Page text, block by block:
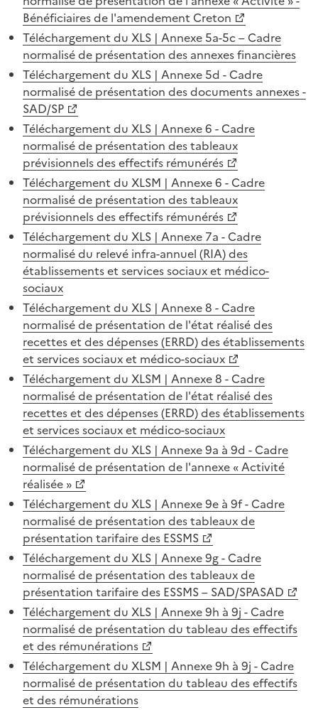
Bénéficiaires de l'amendement Creton
Téléchargement du XLS | Annexe 5a-5c – Cadre
normalisé de présentation des annexes financières
Téléchargement du XLS | Annexe 5d - Cadre
normalisé de présentation des documents annexes -
SAD/SP
Téléchargement du XLS | Annexe 6 - Cadre
normalisé de présentation des tableaux
prévisionnels des effectifs rémunérés
Téléchargement du XLSM | Annexe 6 - Cadre
normalisé de présentation des tableaux
prévisionnels des effectifs rémunérés
Téléchargement du XLS | Annexe 7a - Cadre
normalisé du relevé infra-annuel (RIA) des
établissements et services sociaux et médico-
sociaux
Téléchargement du XLS | Annexe 8 - Cadre
normalisé de présentation de l'état réalisé des
recettes et des dépenses (ERRD) des établissements
et services sociaux et médico-sociaux
Téléchargement du XLSM | Annexe 8 - Cadre
normalisé de présentation de l'état réalisé des
recettes et des dépenses (ERRD) des établissements
et services sociaux et médico-sociaux
Téléchargement du XLS | Annexe 9a à 9d - Cadre
normalisé de présentation de l'annexe « Activité
réalisée »
Téléchargement du XLS | Annexe 9e à 9f - Cadre
normalisé de présentation des tableaux de
présentation tarifaire des ESSMS
Téléchargement du XLS | Annexe 9g - Cadre
normalisé de présentation des tableaux de
présentation tarifaire des ESSMS – SAD/SPASAD
Téléchargement du XLS | Annexe 9h à 9j - Cadre
normalisé de présentation du tableau des effectifs
et des rémunérations
Téléchargement du XLSM | Annexe 9h à 9j - Cadre
normalisé de présentation du tableau des effectifs
et des rémunérations